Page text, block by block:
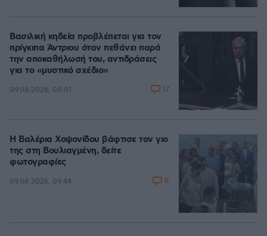
Βασιλική κηδεία προβλέπεται για τον
πρίγκιπα Άντριου όταν πεθάνει παρά
την αποκαθήλωσή του, αντιδράσεις
για το «μυστικό σχέδιο»
09.08.2026, 08:01 17
Η Βαλέρια Χοψονίδου βάφτισε τον γιο
της στη Βουλιαγμένη, δείτε
φωτογραφίες
09.08.2026, 09:44 8